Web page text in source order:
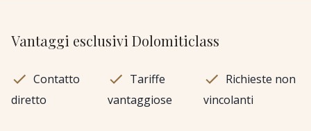
Vantaggi esclusivi Dolomiticlass
Contatto
diretto
Tariffe
vantaggiose
Richieste non
vincolanti